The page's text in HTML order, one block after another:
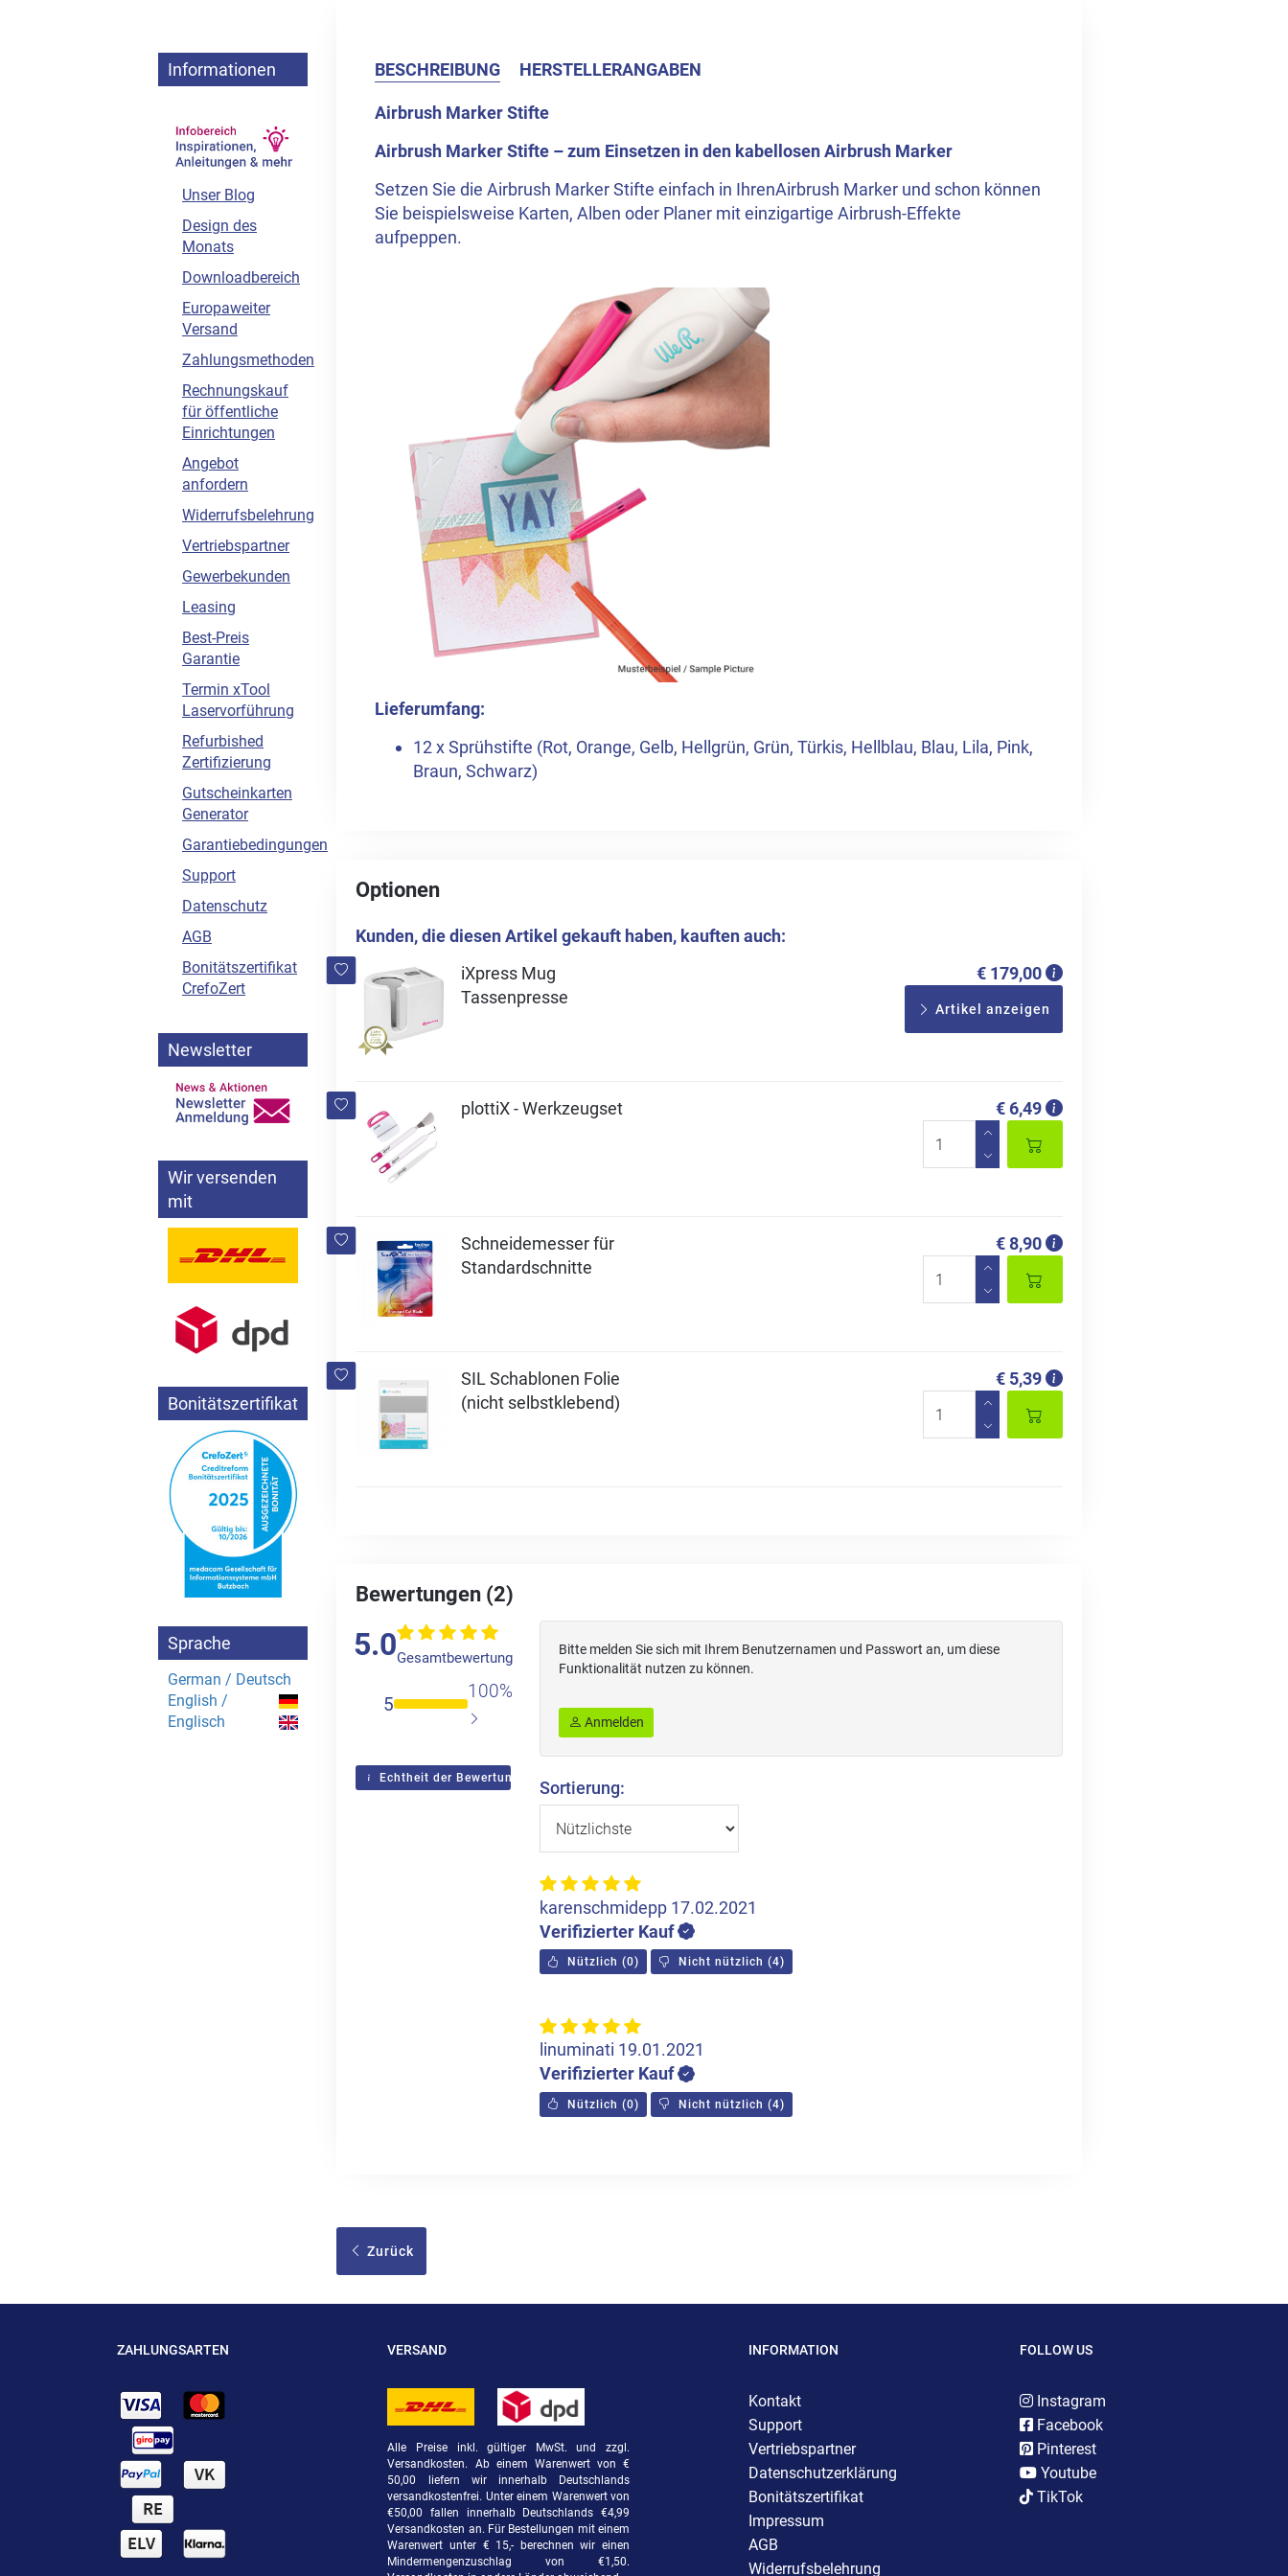
BESCHREIBUNG HERSTELLERANGABEN
Airbrush Marker Stifte
Airbrush Marker Stifte – zum Einsetzen in den kabellosen Airbrush Marker
Setzen Sie die Airbrush Marker Stifte einfach in IhrenAirbrush Marker und schon können
Sie beispielsweise Karten, Alben oder Planer mit einzigartige Airbrush-Effekte
aufpeppen.
Lieferumfang:
12 x Sprühstifte (Rot, Orange, Gelb, Hellgrün, Grün, Türkis, Hellblau, Blau, Lila, Pink,
Braun, Schwarz)
Optionen
Kunden, die diesen Artikel gekauft haben, kauften auch:
iXpress Mug
Tassenpresse
€ 179,00
Artikel anzeigen
plottiX - Werkzeugset € 6,49
Schneidemesser für
Standardschnitte
€ 8,90
SIL Schablonen Folie
(nicht selbstklebend)
€ 5,39
Bewertungen (2)
5.0Gesamtbewertung
5
100%
Echtheit der Bewertungen
Bitte melden Sie sich mit Ihrem Benutzernamen und Passwort an, um diese
Funktionalität nutzen zu können.
Anmelden
Sortierung:
karenschmidepp 17.02.2021
Verifizierter Kauf
Nützlich (0) Nicht nützlich (4)
linuminati 19.01.2021
Verifizierter Kauf
Nützlich (0) Nicht nützlich (4)
Zurück
Informationen
Unser Blog
Design des
Monats
Downloadbereich
Europaweiter
Versand
Zahlungsmethoden
Rechnungskauf
für öffentliche
Einrichtungen
Angebot
anfordern
Widerrufsbelehrung
Vertriebspartner
Gewerbekunden
Leasing
Best-Preis
Garantie
Termin xTool
Laservorführung
Refurbished
Zertifizierung
Gutscheinkarten
Generator
Garantiebedingungen
Support
Datenschutz
AGB
Bonitätszertifikat
CrefoZert
Newsletter
Wir versenden
mit
Bonitätszertifikat
Sprache
German / Deutsch
English /
Englisch
ZAHLUNGSARTEN VERSAND
Alle Preise inkl. gültiger MwSt. und zzgl.
Versandkosten. Ab einem Warenwert von €
50,00 liefern wir innerhalb Deutschlands
versandkostenfrei. Unter einem Warenwert von
€50,00 fallen innerhalb Deutschlands €4,99
Versandkosten an. Für Bestellungen mit einem
Warenwert unter € 15,- berechnen wir einen
Mindermengenzuschlag von €1,50.
INFORMATION
Kontakt
Support
Vertriebspartner
Datenschutzerklärung
Bonitätszertifikat
Impressum
AGB
Widerrufsbelehrung
FOLLOW US
Instagram
Facebook
Pinterest
Youtube
TikTok